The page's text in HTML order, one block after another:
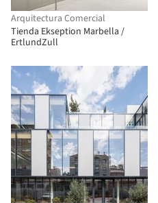
Arquitectura Comercial
Tienda Ekseption Marbella /
ErtlundZull